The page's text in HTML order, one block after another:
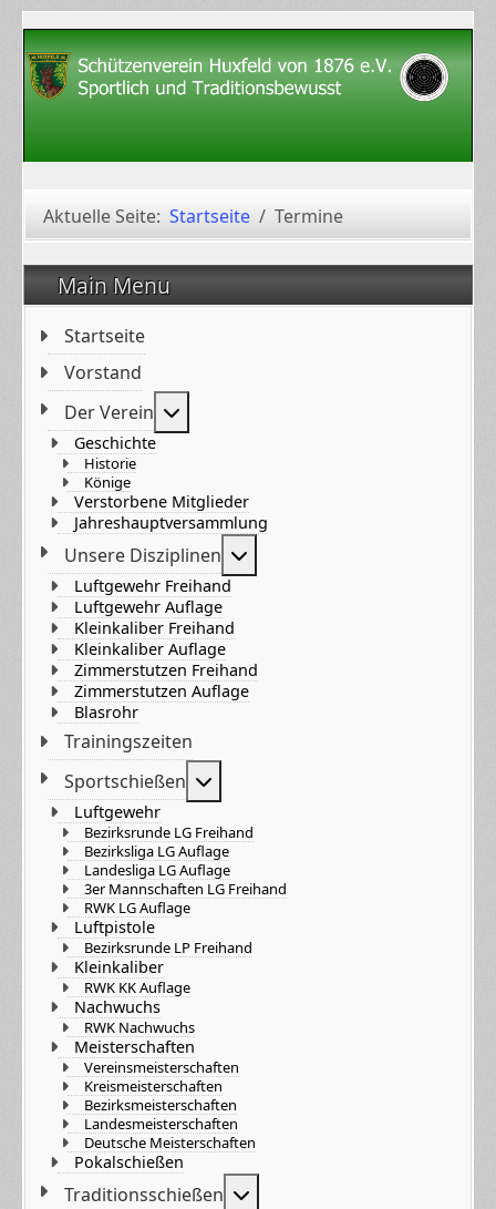
Aktuelle Seite: Startseite Termine
Main Menu
Startseite
Vorstand
Der Verein
Geschichte
Historie
Könige
Verstorbene Mitglieder
Jahreshauptversammlung
Unsere Disziplinen
Luftgewehr Freihand
Luftgewehr Auflage
Kleinkaliber Freihand
Kleinkaliber Auflage
Zimmerstutzen Freihand
Zimmerstutzen Auflage
Blasrohr
Trainingszeiten
Sportschießen
Luftgewehr
Bezirksrunde LG Freihand
Bezirksliga LG Auflage
Landesliga LG Auflage
3er Mannschaften LG Freihand
RWK LG Auflage
Luftpistole
Bezirksrunde LP Freihand
Kleinkaliber
RWK KK Auflage
Nachwuchs
RWK Nachwuchs
Meisterschaften
Vereinsmeisterschaften
Kreismeisterschaften
Bezirksmeisterschaften
Landesmeisterschaften
Deutsche Meisterschaften
Pokalschießen
Traditionsschießen